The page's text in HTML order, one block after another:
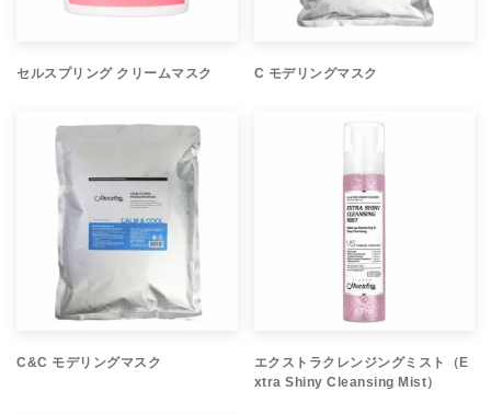
セルスプリング クリームマスク C モデリングマスク
C&C モデリングマスク
エクストラクレンジングミスト（E
xtra Shiny Cleansing Mist）